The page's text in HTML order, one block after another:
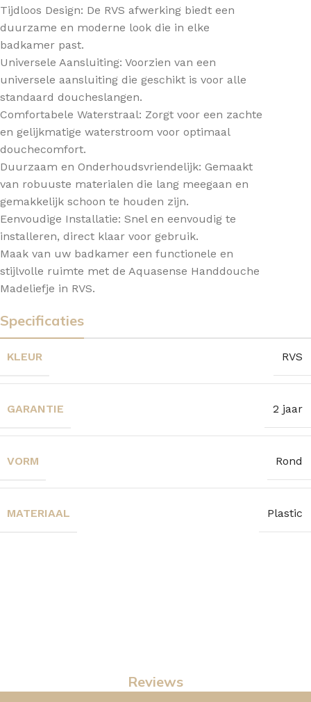
Tijdloos Design: De RVS afwerking biedt een
duurzame en moderne look die in elke
badkamer past.
Universele Aansluiting: Voorzien van een
universele aansluiting die geschikt is voor alle
standaard doucheslangen.
Comfortabele Waterstraal: Zorgt voor een zachte
en gelijkmatige waterstroom voor optimaal
douchecomfort.
Duurzaam en Onderhoudsvriendelijk: Gemaakt
van robuuste materialen die lang meegaan en
gemakkelijk schoon te houden zijn.
Eenvoudige Installatie: Snel en eenvoudig te
installeren, direct klaar voor gebruik.
Maak van uw badkamer een functionele en
stijlvolle ruimte met de Aquasense Handdouche
Madeliefje in RVS.
Specificaties
KLEUR RVS
GARANTIE 2 jaar
VORM Rond
MATERIAAL Plastic
Reviews